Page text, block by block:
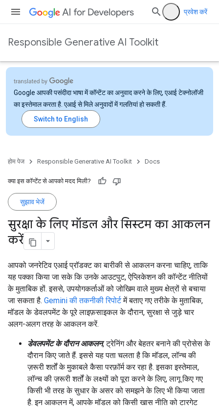
प्रवेश करें
Responsible Generative AI Toolkit
Google आपकी पसंदीदा भाषा में कॉन्टेंट का अनुवाद करने के लिए, एआई टेक्नोलॉजी
का इस्तेमाल करता है. एआई से मिले अनुवादों में गलतियां हो सकती हैं.
होम पेज Responsible Generative AI Toolkit Docs
क्या इस कॉन्टेंट से आपको मदद मिली?
सुझाव भेजें
सुरक्षा के लिए मॉडल और सिस्टम का आकलन
करें
आपको जनरेटिव एआई प्रॉडक्ट का बारीकी से आकलन करना चाहिए, ताकि
यह पक्का किया जा सके कि उनके आउटपुट, ऐप्लिकेशन की कॉन्टेंट नीतियों
के मुताबिक हों. इससे, उपयोगकर्ताओं को जोखिम वाले मुख्य क्षेत्रों से बचाया
जा सकता है. Gemini की तकनीकी रिपोर्टमें बताए गए तरीके के मुताबिक,
मॉडल के डेवलपमेंट के पूरे लाइफ़साइकल के दौरान, सुरक्षा से जुड़े चार
अलग-अलग तरह के आकलन करें.
डेवलपमेंट के दौरान आकलन, ट्रेनिंग और बेहतर बनाने की प्रोसेस के
दौरान किए जाते हैं. इससे यह पता चलता है कि मॉडल, लॉन्च की
ज़रूरी शर्तों के मुकाबले कैसा परफ़ॉर्म कर रहा है. इसका इस्तेमाल,
लॉन्च की ज़रूरी शर्तों के लक्ष्यों को पूरा करने के लिए, लागू किए गए
किसी भी तरह के सुधार के असर को समझने के लिए भी किया जाता
है. इन आकलन में, आपके मॉडल को किसी खास नीति को टारगेट